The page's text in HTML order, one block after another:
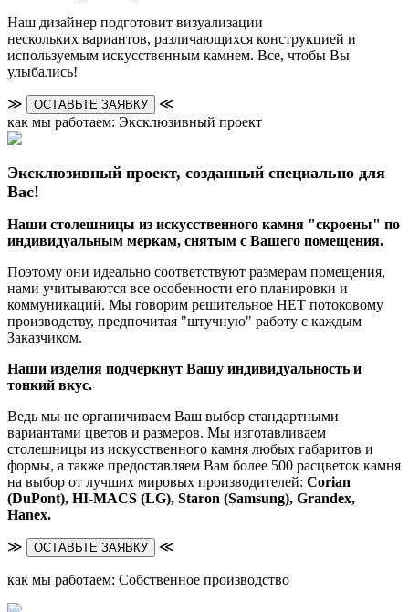
Наш дизайнер подготовит визуализации
нескольких вариантов, различающихся конструкцией и
используемым искусственным камнем. Все, чтобы Вы
улыбались!
≫ ОСТАВЬТЕ ЗАЯВКУ
≪
как мы работаем: Эксклюзивный проект
Эксклюзивный проект, созданный специально для
Вас!
Наши столешницы из искусственного камня "скроены" по
индивидуальным меркам, снятым с Вашего помещения.
Поэтому они идеально соответствуют размерам помещения,
нами учитываются все особенности его планировки и
коммуникаций. Мы говорим решительное НЕТ потоковому
производству, предпочитая "штучную" работу с каждым
Заказчиком.
Наши изделия подчеркнут Вашу индивидуальность и
тонкий вкус.
Ведь мы не органичиваем Ваш выбор стандартными
вариантами цветов и размеров. Мы изготавливаем
столешницы из искусственного камня любых габаритов и
формы, а также предоставляем Вам более 500 расцветок камня
на выбор от лучших мировых производителей: Corian
(DuPont), HI-MACS (LG), Staron (Samsung), Grandex,
Hanex.
≫ ОСТАВЬТЕ ЗАЯВКУ ≪
как мы работаем: Собственное производство